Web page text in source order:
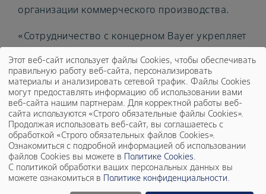
организации коммерческого производства.
«Сотрудничество с концерном Bayer укрепляет
пациентов высококачественными препаратами
для лечения и профилактики различных
заболеваний. Макиз-Фарма имеет статус
динамично развивающейся фармацевтической
компании. Наши современные и
модернизированные производственные
мощности сертифицированы по стандартам
GMP и ISO, что позволяет нам обеспечить
Этот веб-сайт использует файлы Cookies, чтобы обеспечивать
правильную работу веб-сайта, персонализировать
материалы и анализировать сетевой трафик. Файлы Cookies
могут предоставлять информацию об использовании вами
веб-сайта нашим партнерам. Для корректной работы веб-
сайта используются «Строго обязательные файлы Cookies».
Продолжая использовать веб-сайт, вы соглашаетесь с
обработкой «Строго обязательных файлов Cookies».
Ознакомиться с подробной информацией об использовании
файлов Cookies вы можете в Политике Cookies.
С политикой обработки ваших персональных данных вы
можете ознакомиться в Политике конфиденциальности.